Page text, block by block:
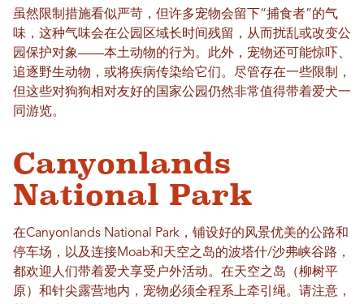
虽然限制措施看似严苛，但许多宠物会留下“捕食者”的气
味，这种气味会在公园区域长时间残留，从而扰乱或改变公
园保护对象——本土动物的行为。此外，宠物还可能惊吓、
追逐野生动物，或将疾病传染给它们。尽管存在一些限制，
但这些对狗狗相对友好的国家公园仍然非常值得带着爱犬一
同游览。
Canyonlands
National Park
在Canyonlands National Park，铺设好的风景优美的公路和
停车场，以及连接Moab和天空之岛的波塔什/沙弗峡谷路，
都欢迎人们带着爱犬享受户外活动。在天空之岛（柳树平
原）和针尖露营地内，宠物必须全程系上牵引绳。请注意，